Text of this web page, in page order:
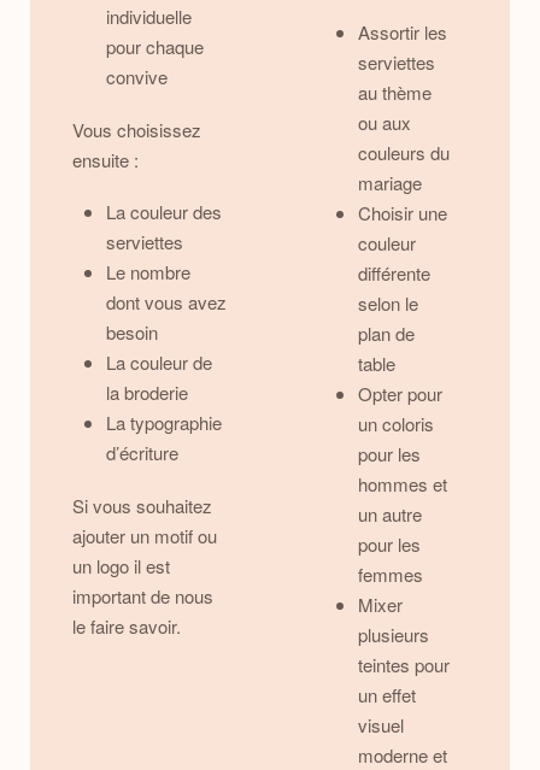
individuelle
pour chaque
convive
Vous choisissez
ensuite :
La couleur des
serviettes
Le nombre
dont vous avez
besoin
La couleur de
la broderie
La typographie
d’écriture
Si vous souhaitez
ajouter un motif ou
un logo il est
important de nous
le faire savoir.
Assortir les
serviettes
au thème
ou aux
couleurs du
mariage
Choisir une
couleur
différente
selon le
plan de
table
Opter pour
un coloris
pour les
hommes et
un autre
pour les
femmes
Mixer
plusieurs
teintes pour
un effet
visuel
moderne et